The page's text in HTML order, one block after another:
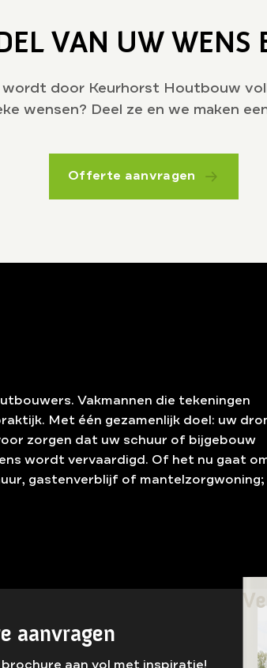
VAN UW WENS
door Keurhorst Houtbouw
wensen? Deel ze en we maken
Offerte aanvragen
Vakmannen die tekeningen
Met één gezamenlijk doel: uw
zorgen dat uw schuur of bijgebouw
wordt vervaardigd. Of het nu gaat
gastenverblijf of mantelzorgwoning;
aanvragen